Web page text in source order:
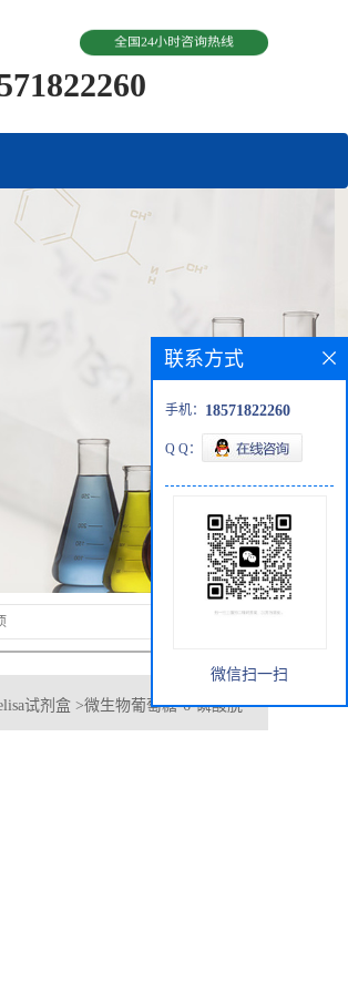
全国24小时咨询热线
试剂盒 >微生物葡萄糖-6-磷酸脱
联系方式
手机： 18571822260
Q Q：
微信扫一扫